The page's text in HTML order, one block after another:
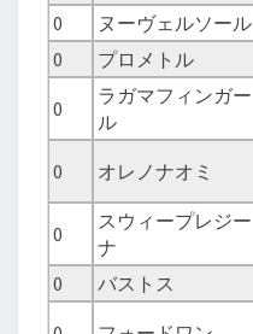
0
ヌーヴェルソール
0
プロメトル
0
ラガマフィンガー
ル
0 オレノナオミ
0
スウィープレジー
ナ
0 バストス